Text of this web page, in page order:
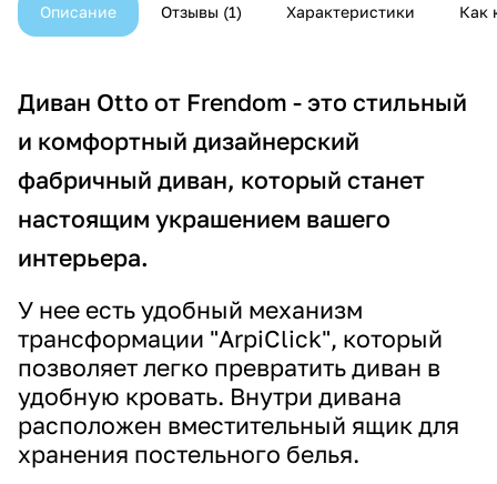
Описание Отзывы 1 Характеристики Как
Диван Otto от Frendom - это стильный
и комфортный дизайнерский
фабричный диван, который станет
настоящим украшением вашего
интерьера.
У нее есть удобный механизм
трансформации "ArpiClick", который
позволяет легко превратить диван в
удобную кровать. Внутри дивана
расположен вместительный ящик для
хранения постельного белья.